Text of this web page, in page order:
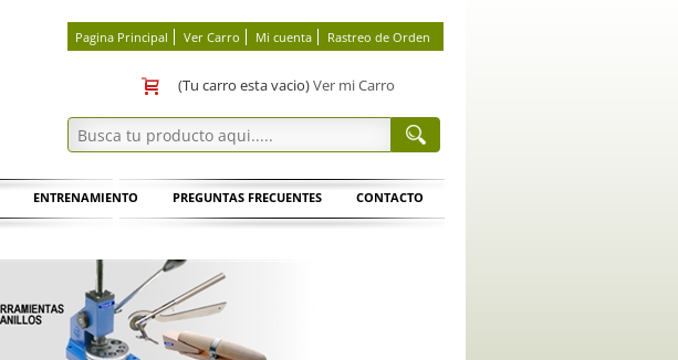
Pagina Principal Ver Carro Mi cuenta Rastreo de Orden
(Tu carro esta vacio)Ver mi Carro
ENTRENAMIENTO PREGUNTAS FRECUENTES CONTACTO